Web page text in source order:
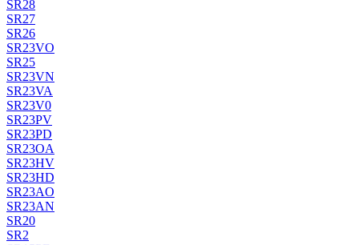
SR28
SR27
SR26
SR23VO
SR25
SR23VN
SR23VA
SR23V0
SR23PV
SR23PD
SR23OA
SR23HV
SR23HD
SR23AO
SR23AN
SR20
SR2